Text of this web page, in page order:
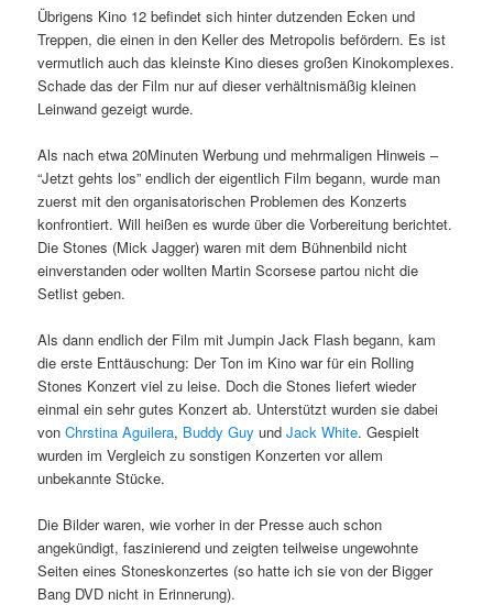
Übrigens Kino 12 befindet sich hinter dutzenden Ecken und
Treppen, die einen in den Keller des Metropolis befördern. Es ist
vermutlich auch das kleinste Kino dieses großen Kinokomplexes.
Schade das der Film nur auf dieser verhältnismäßig kleinen
Leinwand gezeigt wurde.
Als nach etwa 20Minuten Werbung und mehrmaligen Hinweis –
“Jetzt gehts los” endlich der eigentlich Film begann, wurde man
zuerst mit den organisatorischen Problemen des Konzerts
konfrontiert. Will heißen es wurde über die Vorbereitung berichtet.
Die Stones (Mick Jagger) waren mit dem Bühnenbild nicht
einverstanden oder wollten Martin Scorsese partou nicht die
Setlist geben.
Als dann endlich der Film mit Jumpin Jack Flash begann, kam
die erste Enttäuschung: Der Ton im Kino war für ein Rolling
Stones Konzert viel zu leise. Doch die Stones liefert wieder
einmal ein sehr gutes Konzert ab. Unterstützt wurden sie dabei
vonChrstina Aguilera, Buddy Guy undJack White. Gespielt
wurden im Vergleich zu sonstigen Konzerten vor allem
unbekannte Stücke.
Die Bilder waren, wie vorher in der Presse auch schon
angekündigt, faszinierend und zeigten teilweise ungewohnte
Seiten eines Stoneskonzertes (so hatte ich sie von der Bigger
Bang DVD nicht in Erinnerung).